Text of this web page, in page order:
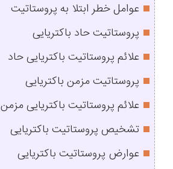
عوامل خطر ابتلا به پروستاتیت
پروستاتیت حاد باکتریایی
علائم پروستاتیت باکتریایی حاد
پروستاتیت مزمن باکتریایی
علائم پروستاتیت باکتریایی مزمن
تشخیص پروستاتیت باکتریایی
عوارض پروستاتیت باکتریایی